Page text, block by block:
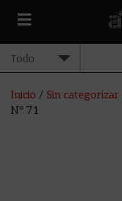
Inicio / Sin categorizar
Nº 71